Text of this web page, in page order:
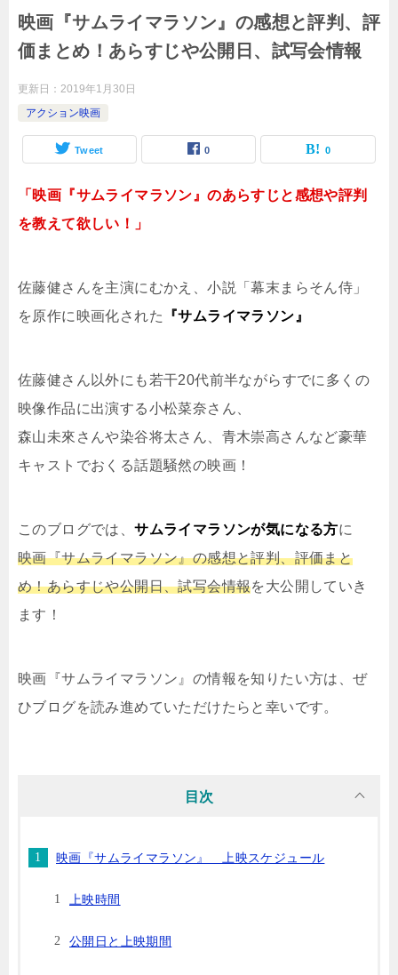
映画『サムライマラソン』の感想と評判、評
価まとめ！あらすじや公開日、試写会情報
更新日： 2019年1月30日
アクション映画
Tweet 0 0
「映画『サムライマラソン』のあらすじと感想や評判
を教えて欲しい！」
佐藤健さんを主演にむかえ、小説「幕末まらそん侍」
を原作に映画化された
『サムライマラソン』
佐藤健さん以外にも若干20代前半ながらすでに多くの
映像作品に出演する小松菜奈さん、
森山未來さんや染谷将太さん、青木崇高さんなど豪華
キャストでおくる話題騒然の映画！
このブログでは、サムライマラソンが気になる方に
映画『サムライマラソン』の感想と評判、評価まと
め！あらすじや公開日、試写会情報を大公開していき
ます！
映画『サムライマラソン』の情報を知りたい方は、ぜ
ひブログを読み進めていただけたらと幸いです。
目次
映画『サムライマラソン』 上映スケジュール
上映時間
公開日と上映期間